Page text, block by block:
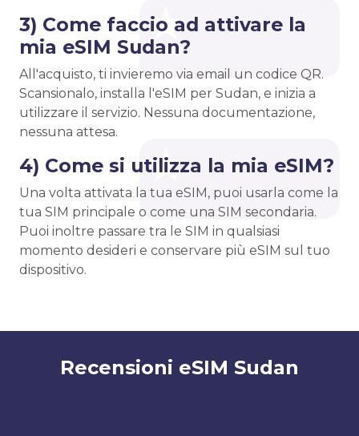
3) Come faccio ad attivare la
mia eSIM Sudan?
All'acquisto, ti invieremo via email un codice QR.
Scansionalo, installa l'eSIM per Sudan, e inizia a
utilizzare il servizio. Nessuna documentazione,
nessuna attesa.
4) Come si utilizza la mia eSIM?
Una volta attivata la tua eSIM, puoi usarla come la
tua SIM principale o come una SIM secondaria.
Puoi inoltre passare tra le SIM in qualsiasi
momento desideri e conservare più eSIM sul tuo
dispositivo.
Recensioni eSIM Sudan